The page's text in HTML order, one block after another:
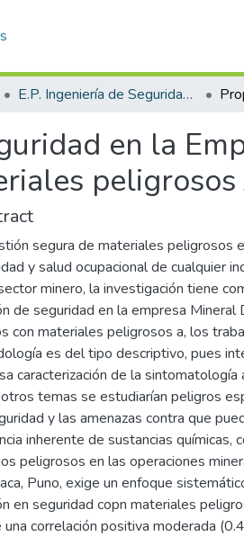
E.P. Ingeniería de Seguridad y Gestión Minera
en la
peligrosos
segura de materiales peligrosos
y salud ocupacional de cualquier
minero, la investigación tiene
de seguridad en la empresa Mineral
con materiales peligrosos a, los
es del tipo descriptivo, pues
caracterización de la sintomatología
temas se estudiarían peligros
y las amenazas contra que
inherente de sustancias químicas,
peligrosos en las operaciones
Puno, exige un enfoque
en seguridad copn materiales
correlación positiva moderada